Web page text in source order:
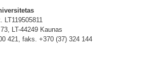
LT-44249 Kaunas
421, faks. +370 (37) 324 144